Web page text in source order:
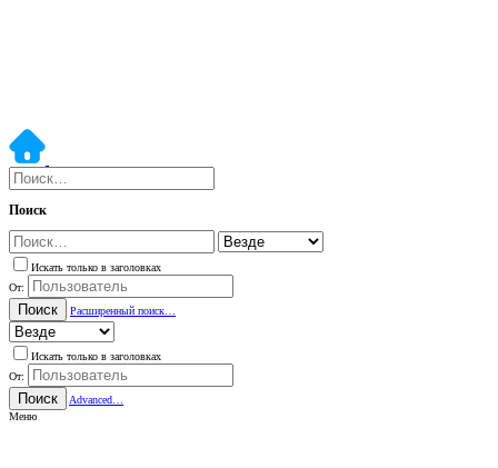
Поиск
Искать только в заголовках
От:
Поиск Расширенный поиск…
Искать только в заголовках
От:
Поиск
Advanced…
Меню